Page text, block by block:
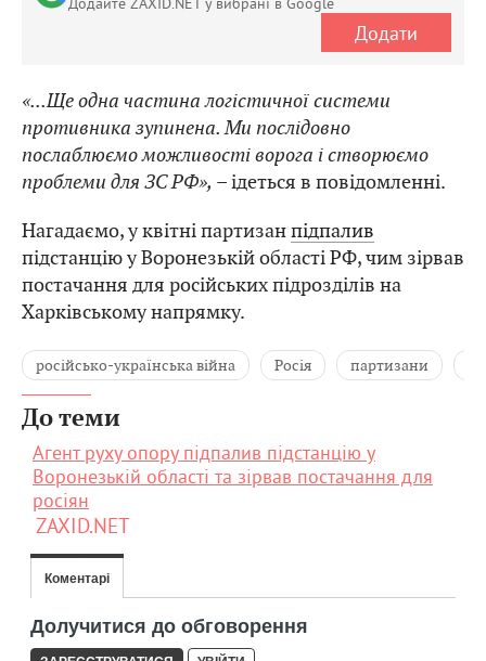
Додати
«...Ще одна частина логістичної системи
противника зупинена. Ми послідовно
послаблюємо можливості ворога і створюємо
проблеми для ЗС РФ», – ідеться в повідомленні.
Нагадаємо, у квітні партизанпідпалив
підстанцію у Воронезькій області РФ, чим зірвав
постачання для російських підрозділів на
Харківському напрямку.
російсько-українська війна Росія партизани
До теми
Агент руху опору підпалив підстанцію у
Воронезькій області та зірвав постачання для
росіян
ZAXID.NET